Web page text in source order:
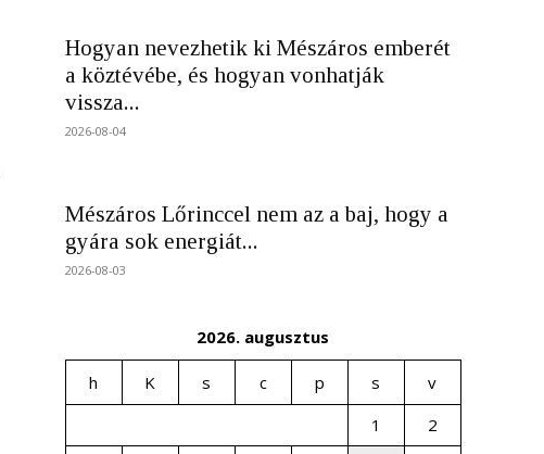
Hogyan nevezhetik ki Mészáros emberét
a köztévébe, és hogyan vonhatják
vissza...
2026-08-04
Mészáros Lőrinccel nem az a baj, hogy a
gyára sok energiát...
2026-08-03
2026. augusztus
h K s c p s
v
1
2